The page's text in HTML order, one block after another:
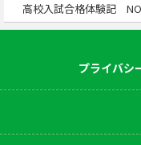
高校入試合格体験記
プライバシ